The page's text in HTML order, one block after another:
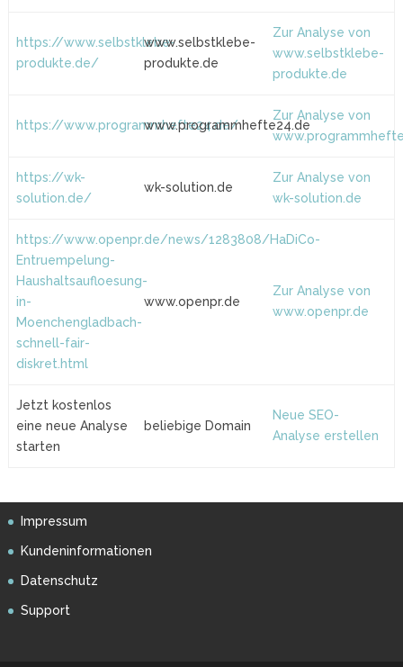
https://www.selbstklebe-
produkte.de/
www.selbstklebe-
produkte.de
Zur Analyse von
www.selbstklebe-
produkte.de
https://www.programmhefte24.de/
www.programmhefte24.de
Zur Analyse von
https://wk-
solution.de/
wk-solution.de
Zur Analyse von
wk-solution.de
https://www.openpr.de/news/1283808/HaDiCo-
Entruempelung-
Haushaltsaufloesung-
in-
Moenchengladbach-
schnell-fair-
diskret.html
www.openpr.de
Zur Analyse von
www.openpr.de
Jetzt kostenlos
eine neue Analyse
starten
beliebige Domain
Neue SEO-
Analyse erstellen
Impressum
Kundeninformationen
Datenschutz
Support